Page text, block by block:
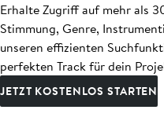
Erhalte Zugriff auf mehr als
Stimmung, Genre,
unseren effizienten
perfekten Track für dein
JETZT KOSTENLOS STARTEN